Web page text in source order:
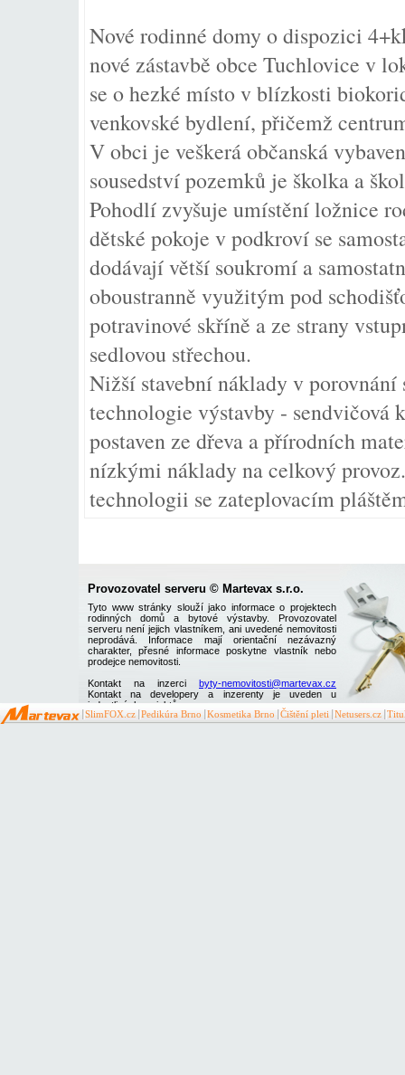
Nové rodinné domy o dispozici
nové zástavbě obce Tuchlovice v
se o hezké místo v blízkosti
venkovské bydlení, přičemž
V obci je veškerá občanská
sousedství pozemků je školka a
Pohodlí zvyšuje umístění ložnice
dětské pokoje v podkroví se
dodávají větší soukromí a
oboustranně využitým pod
potravinové skříně a ze strany
sedlovou střechou.
Nižší stavební náklady v
technologie výstavby - sendvičová
postaven ze dřeva a přírodních
nízkými náklady na celkový
technologii se zateplovacím
Provozovatel serveru © Martevax s.r.o.
Tyto www stránky slouží jako informace o projektech
rodinných domů a bytové výstavby. Provozovatel
serveru není jejich vlastníkem, ani uvedené nemovitosti
neprodává. Informace mají orientační nezávazný
charakter, přesné informace poskytne vlastník nebo
prodejce nemovitosti.
Kontakt na inzerci byty-nemovitosti@martevax.cz
Kontakt na developery a inzerenty je uveden u
jednotlivých projektů
SlimFOX.cz Pedikúra Brno Kosmetika Brno Čištění pleti Netusers.cz